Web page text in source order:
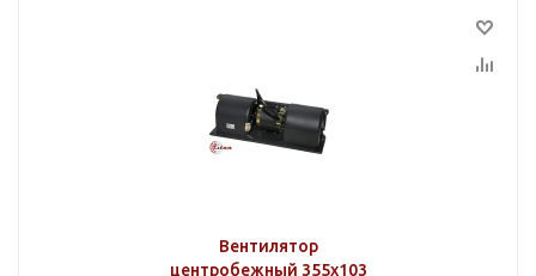
Вентилятор
центробежный 355х103